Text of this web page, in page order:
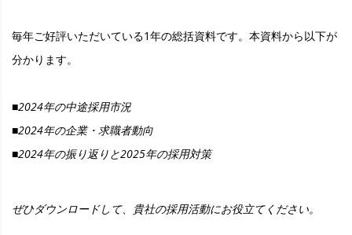
毎年ご好評いただいている1年の総括資料です。本資料から以下が
分かります。
■2024年の中途採用市況
■2024年の企業・求職者動向
■2024年の振り返りと2025年の採用対策
ぜひダウンロードして、貴社の採用活動にお役立てください。